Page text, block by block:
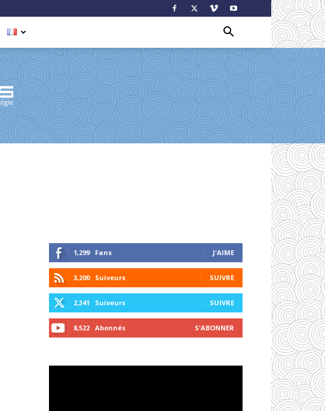
1,299 Fans J'AIME
3,200 Suiveurs SUIVRE
2,341 Suiveurs SUIVRE
8,522 Abonnés S'ABONNER